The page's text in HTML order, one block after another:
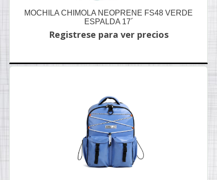
MOCHILA CHIMOLA NEOPRENE FS48 VERDE
ESPALDA 17´
Registrese para ver precios